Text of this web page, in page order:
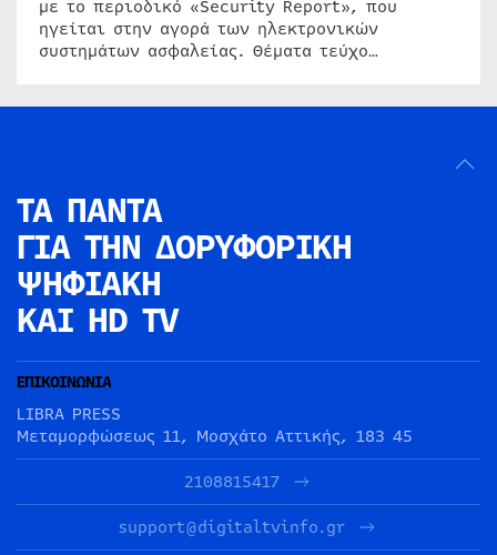
με το περιοδικό «Security Report», που
ηγείται στην αγορά των ηλεκτρονικών
συστημάτων ασφαλείας. Θέματα τεύχο…
ΤΑ ΠΑΝΤΑ
ΓΙΑ ΤΗΝ ΔΟΡΥΦΟΡΙΚΗ
ΨΗΦΙΑΚΗ
ΚΑΙ HD TV
ΕΠΙΚΟΙΝΩΝΙΑ
LIBRA PRESS
Μεταμορφώσεως 11, Μοσχάτο Αττικής, 183 45
2108815417
support@digitaltvinfo.gr